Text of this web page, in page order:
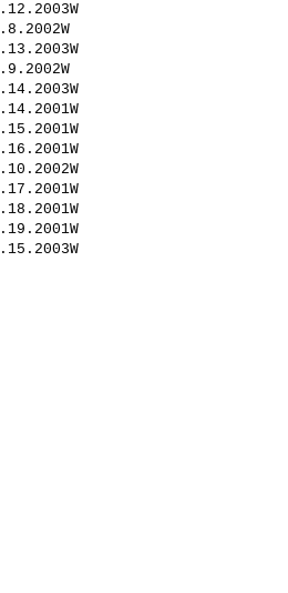
12.2003W
8.2002W
13.2003W
9.2002W
14.2003W
14.2001W
15.2001W
16.2001W
10.2002W
17.2001W
18.2001W
19.2001W
15.2003W